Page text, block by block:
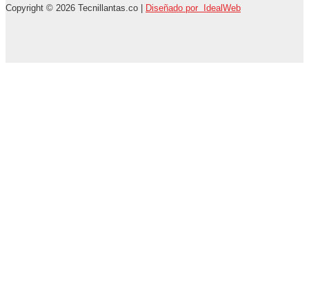
Copyright © 2026 Tecnillantas.co | Diseñado por IdealWeb